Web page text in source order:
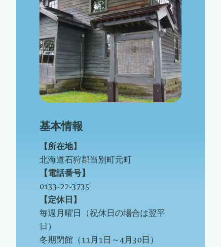
基本情報
【所在地】
北海道石狩郡当別町元町
【電話番号】
0133-22-3735
【定休日】
毎週月曜日（祝休日の場合は翌平
日）
冬期閉館（11月1日～4月30日）